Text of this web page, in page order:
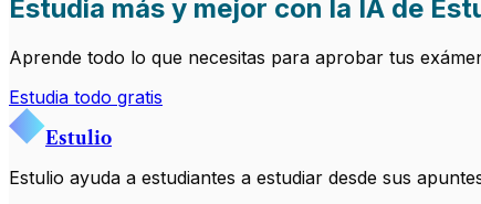
Estudia más y mejor con la IA de
Aprende todo lo que necesitas para aprobar tus
Estudia todo gratis
Estulio
Estulio ayuda a estudiantes a estudiar desde sus